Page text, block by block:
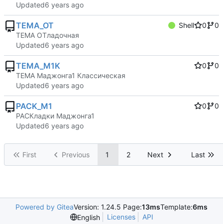
Updated
TEMA_OT Shell 0
0
ТЕМА ОТладочная
Updated
TEMA_M1K 0
0
ТЕМА Маджонга1 Классическая
Updated
PACK_M1 0
0
РАСКладки Маджонга1
Updated
First Previous 1 2 Next Last
Powered by GiteaVersion: 1.24.5 Page:13msTemplate:6ms
English
Licenses API